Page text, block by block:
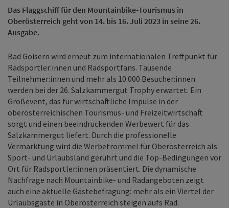
Das Flaggschiff für den Mountainbike-Tourismus in
Oberösterreich geht von 14. bis 16. Juli 2023 in seine 26.
Ausgabe.
Bad Goisern wird erneut zum internationalen Treffpunkt für
Radsportler:innen und Radsportfans. Tausende
Teilnehmer:innen und mehr als 10.000 Besucher:innen
werden bei der 26. Salzkammergut Trophy erwartet. Ein
Großevent, das für wirtschaftliche Impulse in der
oberösterreichischen Tourismus- und Freizeitwirtschaft
sorgt und einen beeindruckenden Werbewert für das
Salzkammergut liefert. Durch die professionelle
Vermarktung wird die Werbetrommel für Oberösterreich als
Sport- und Urlaubsland gerührt und die Top-Bedingungen vor
Ort für Radsportler:innen präsentiert. Die dynamische
Nachfrage nach Mountainbike- und Radangeboten zeigt
auch eine aktuelle Gästebefragung: mehr als ein Viertel der
Urlaubsgäste in Oberösterreich steigen aufs Rad.